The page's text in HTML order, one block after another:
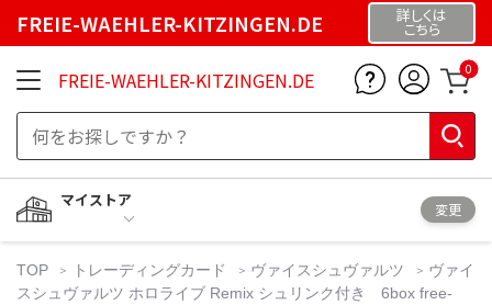
FREIE-WAEHLER-KITZINGEN.DE 詳しくは
こちら
FREIE-WAEHLER-KITZINGEN.DE 0
マイストア
変更
TOP トレーディングカード ヴァイスシュヴァルツ
ヴァイ
スシュヴァルツ ホロライブ Remix シュリンク付き 6box free-